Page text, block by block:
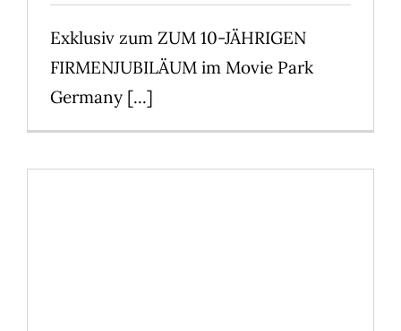
Exklusiv zum ZUM 10-JÄHRIGEN
FIRMENJUBILÄUM im Movie Park
Germany [...]